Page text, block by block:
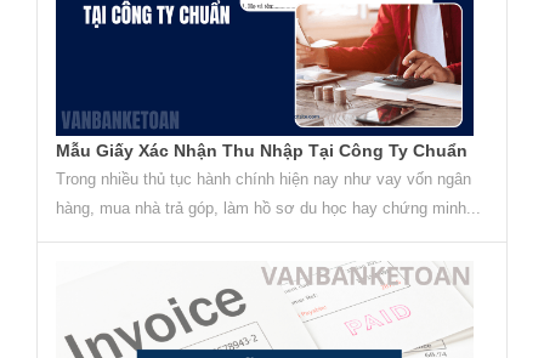
Mẫu Giấy Xác Nhận Thu Nhập Tại Công Ty Chuẩn
Trong nhiều thủ tục hành chính hiện nay như vay vốn ngân
hàng, mua nhà trả góp, làm hồ sơ du học hay chứng minh...